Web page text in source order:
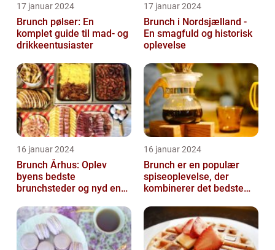
17 januar 2024
Brunch pølser: En
komplet guide til mad- og
drikkeentusiaster
17 januar 2024
Brunch i Nordsjælland -
En smagfuld og historisk
oplevelse
16 januar 2024
Brunch Århus: Oplev
byens bedste
brunchsteder og nyd en
madoplevelse
16 januar 2024
Brunch er en populær
spiseoplevelse, der
kombinerer det bedste
frokost